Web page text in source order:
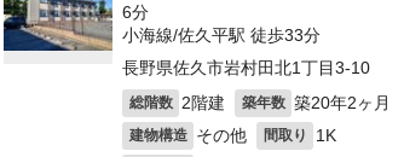
6分
小海線/佐久平駅 徒歩33分
長野県佐久市岩村田北1丁目3-10
総階数 2階建 築年数 築20年2ヶ月
建物構造 その他 間取り 1K